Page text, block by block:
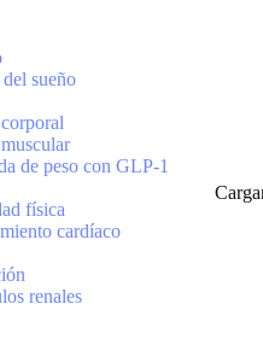
sueño
de peso con GLP-1
física
cardíaco
renales